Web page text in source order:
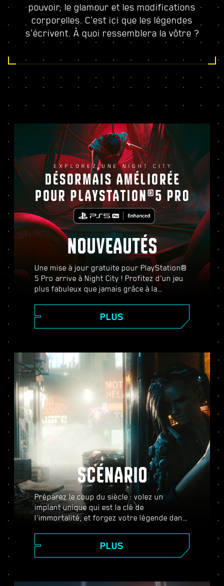
pouvoir, le glamour et les modifications
corporelles. C'est ici que les légendes
s'écrivent. À quoi ressemblera la vôtre ?
NOUVEAUTÉS
Une mise à jour gratuite pour PlayStation®
5 Pro arrive à Night City ! Profitez d'un jeu
plus fabuleux que jamais grâce à la
ray-tracing, d'un plus grand nombre
d'images par seconde, et plus encore.
Performances, Ray-tracing et Ray-tracing
Pro, et bénéficiez de meilleurs graphismes,
de scènes d'action plus fluides, et de tout
ce que Cyberpunk 2077 sur PS5® Pro a à
offrir.
PLUS
SCÉNARIO
Préparez le coup du siècle : volez un
implant unique qui est la clé de
l'immortalité, et forgez votre légende dans
cours de l'histoire et les relations avec les
personnages qui vous entourent.
pour vous faire un nom, et passez de
PLUS